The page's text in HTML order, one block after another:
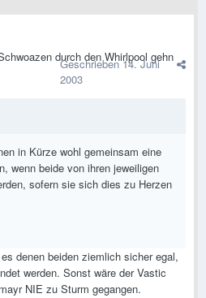
durch den Whirlpool gehn
Geschrieben14. Juni
2003
in Kürze wohl gemeinsam eine
wenn beide von ihren jeweiligen
sofern sie sich dies zu Herzen
denen beiden ziemlich sicher egal,
werden. Sonst wäre der Vastic
NIE zu Sturm gegangen.